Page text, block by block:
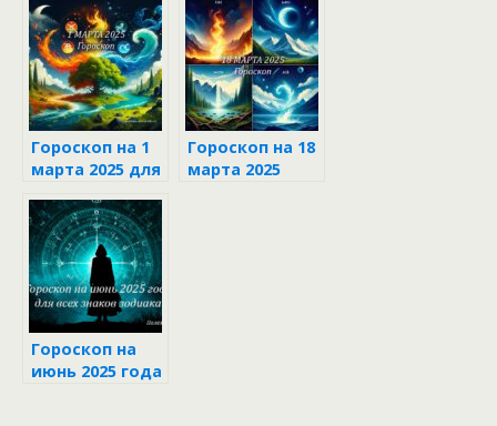
марта 2025
года
Гороскоп на 1
марта 2025 для
зодиака
Гороскоп на 18
марта 2025
Гороскоп на
июнь 2025 года